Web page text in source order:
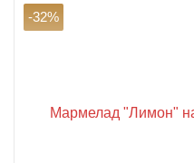
-32%